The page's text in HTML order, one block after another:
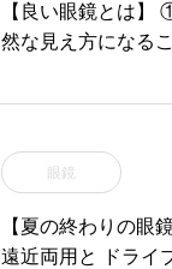
【良い眼鏡とは
然な見え方になる
眼鏡
【夏の終わりの眼
遠近両用と ドライ